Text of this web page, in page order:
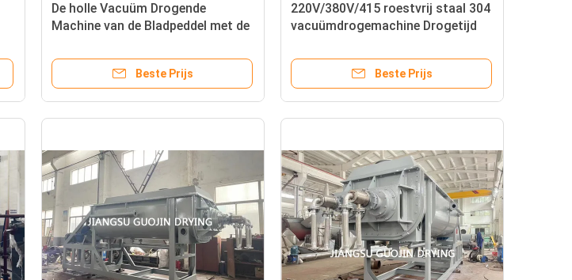
De holle Vacuüm Drogende
Machine van de Bladpeddel met de
Beste Prijs
220V/380V/415 roestvrij staal 304
vacuümdrogemachine Drogetijd
Beste Prijs